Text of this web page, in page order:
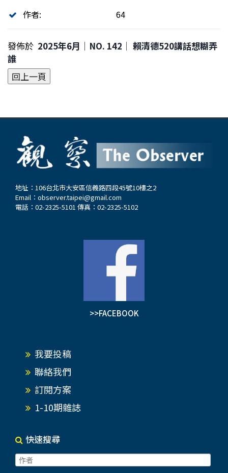
作者:
64
發佈於 2025年6月｜NO. 142│ 賴清德520講話想糊弄
誰
地址：106台北市大安區信義路四段45號10樓之2
Email： observer.taipei@gmail.com
電話：02-2325-5101 傳真：02-2325-5102
>>FACEBOOK
我要投稿
聯絡我們
訂閱方案
1-10期雜誌
快速搜尋